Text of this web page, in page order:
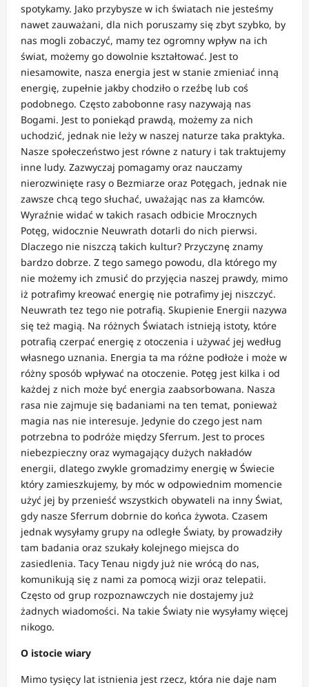
spotykamy. Jako przybysze w ich światach nie jesteśmy
nawet zauważani, dla nich poruszamy się zbyt szybko, by
nas mogli zobaczyć, mamy tez ogromny wpływ na ich
świat, możemy go dowolnie kształtować. Jest to
niesamowite, nasza energia jest w stanie zmieniać inną
energię, zupełnie jakby chodziło o rzeźbę lub coś
podobnego. Często zabobonne rasy nazywają nas
Bogami. Jest to poniekąd prawdą, możemy za nich
uchodzić, jednak nie leży w naszej naturze taka praktyka.
Nasze społeczeństwo jest równe z natury i tak traktujemy
inne ludy. Zazwyczaj pomagamy oraz nauczamy
nierozwinięte rasy o Bezmiarze oraz Potęgach, jednak nie
zawsze chcą tego słuchać, uważając nas za kłamców.
Wyraźnie widać w takich rasach odbicie Mrocznych
Potęg, widocznie Neuwrath dotarli do nich pierwsi.
Dlaczego nie niszczą takich kultur? Przyczynę znamy
bardzo dobrze. Z tego samego powodu, dla którego my
nie możemy ich zmusić do przyjęcia naszej prawdy, mimo
iż potrafimy kreować energię nie potrafimy jej niszczyć.
Neuwrath tez tego nie potrafią. Skupienie Energii nazywa
się też magią. Na różnych Światach istnieją istoty, które
potrafią czerpać energię z otoczenia i używać jej według
własnego uznania. Energia ta ma różne podłoże i może w
różny sposób wpływać na otoczenie. Potęg jest kilka i od
każdej z nich może być energia zaabsorbowana. Nasza
rasa nie zajmuje się badaniami na ten temat, ponieważ
magia nas nie interesuje. Jedynie do czego jest nam
potrzebna to podróże między Sferrum. Jest to proces
niebezpieczny oraz wymagający dużych nakładów
energii, dlatego zwykle gromadzimy energię w Świecie
który zamieszkujemy, by móc w odpowiednim momencie
użyć jej by przenieść wszystkich obywateli na inny Świat,
gdy nasze Sferrum dobrnie do końca żywota. Czasem
jednak wysyłamy grupy na odległe Światy, by prowadziły
tam badania oraz szukały kolejnego miejsca do
zasiedlenia. Tacy Tenau nigdy już nie wrócą do nas,
komunikują się z nami za pomocą wizji oraz telepatii.
Często od grup rozpoznawczych nie dostajemy już
żadnych wiadomości. Na takie Światy nie wysyłamy więcej
nikogo.
O istocie wiary
Mimo tysięcy lat istnienia jest rzecz, która nie daje nam